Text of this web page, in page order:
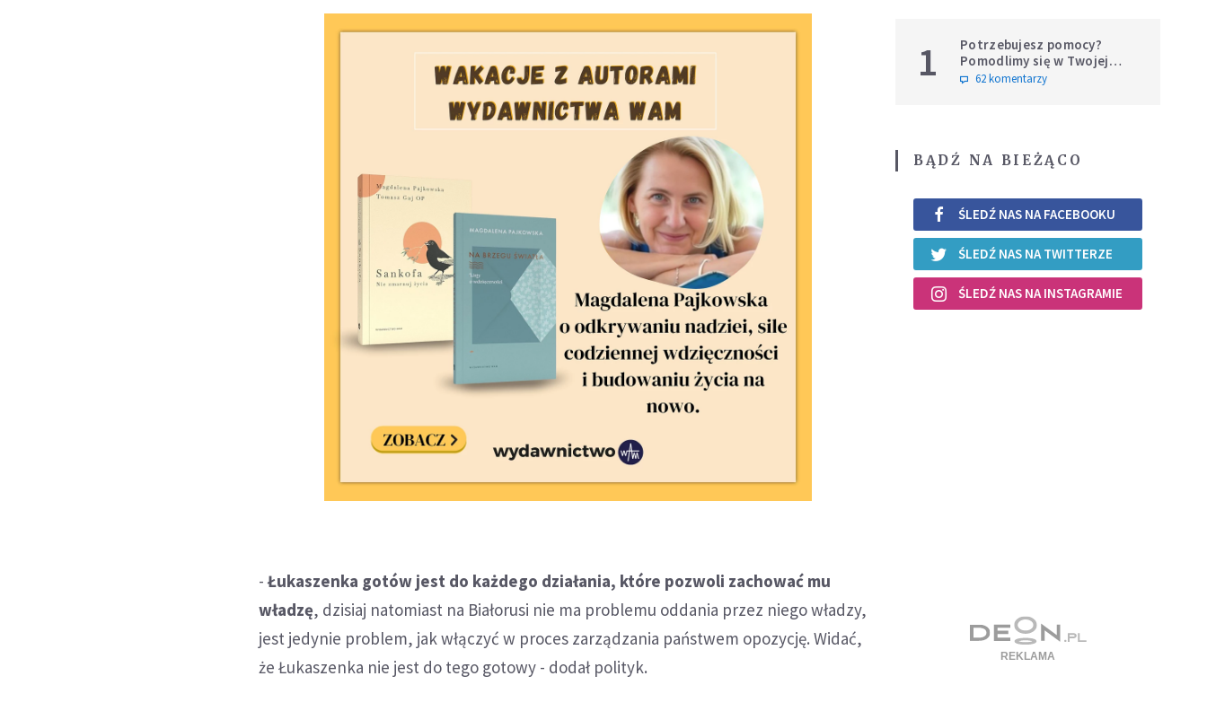
-Łukaszenka gotów jest do każdego działania, które pozwoli zachować mu
władzę, dzisiaj natomiast na Białorusi nie ma problemu oddania przez niego władzy,
jest jedynie problem, jak włączyć w proces zarządzania państwem opozycję. Widać,
że Łukaszenka nie jest do tego gotowy - dodał polityk.
1
Potrzebujesz pomocy?
Pomodlimy się w Twojej
intencji
62 komentarzy
BĄDŹ NA BIEŻĄCO
ŚLEDŹ NAS NA FACEBOOKU
ŚLEDŹ NAS NA TWITTERZE
ŚLEDŹ NAS NA INSTAGRAMIE